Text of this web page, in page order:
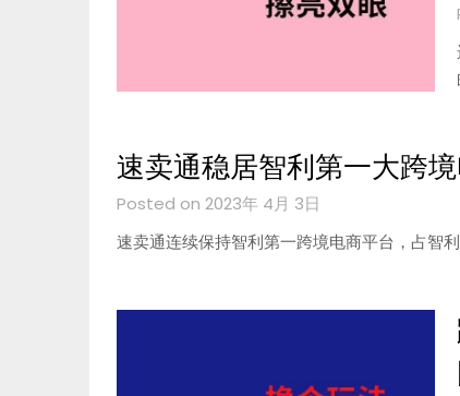
速卖通稳居智利第一大跨
Posted on 2023年 4月 3日
速卖通连续保持智利第一跨境电商平台，占智